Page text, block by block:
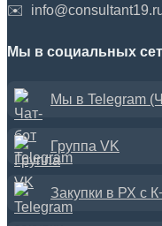
✉️
Мы в социальных
Мы в Telegram
Группа VK
Закупки в РХ с